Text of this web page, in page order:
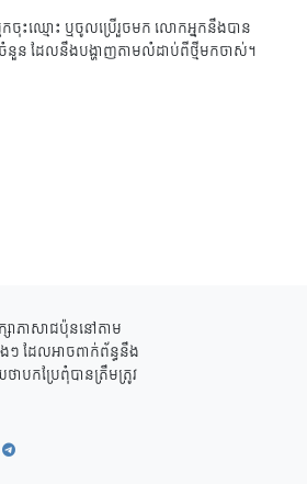
ះឈ្មោះ ឬចូលប្រើរួចមក លោកអ្នកនឹងបាន
នួន ដែលនឹងបង្ហាញតាមលំដាប់ពីថ្មីមកចាស់។
សាភាសាជប៉ុននៅតាម
ងៗ ដែលអាចពាក់ព័ន្ធនឹង
បកប្រែពុំបានត្រឹមត្រូវ